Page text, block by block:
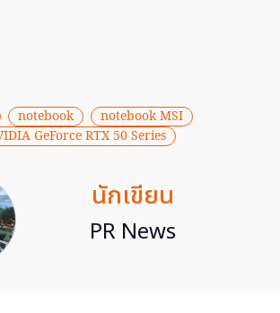
notebook
notebook MSI
GeForce RTX 50 Series
นักเขียน
PR News